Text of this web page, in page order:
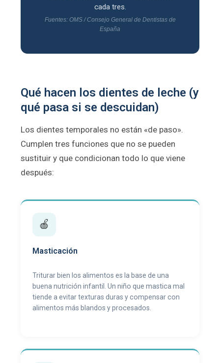
cada tres.
Fuentes: OMS / Consejo General de Dentistas de
España
Qué hacen los dientes de leche (y
qué pasa si se descuidan)
Los dientes temporales no están «de paso».
Cumplen tres funciones que no se pueden
sustituir y que condicionan todo lo que viene
después:
🍎
Masticación
Triturar bien los alimentos es la base de una
buena nutrición infantil. Un niño que mastica mal
tiende a evitar texturas duras y compensar con
alimentos más blandos y procesados.